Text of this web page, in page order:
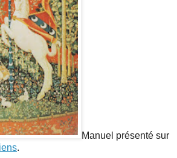
Manuel présenté sur
.